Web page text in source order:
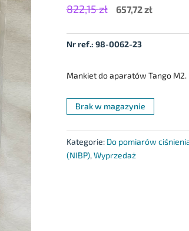
822,15zł
Pierwotna
wynosiła:
822,15 zł.
657,72złAktualna
wynosi:
Nr ref.: 98-0062-23
Mankiet do aparatów Tango M2.
Brak w magazynie
Kategorie: Do pomiarów
(NIBP), Wyprzedaż